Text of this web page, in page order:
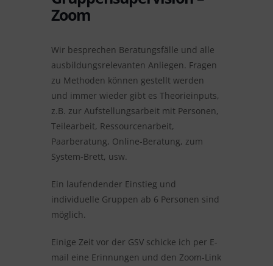
Zoom
Wir besprechen Beratungsfälle und alle
ausbildungsrelevanten Anliegen. Fragen
zu Methoden können gestellt werden
und immer wieder gibt es Theorieinputs,
z.B. zur Aufstellungsarbeit mit Personen,
Teilearbeit, Ressourcenarbeit,
Paarberatung, Online-Beratung, zum
System-Brett, usw.
Ein laufendender Einstieg und
individuelle Gruppen ab 6 Personen sind
möglich.
Einige Zeit vor der GSV schicke ich per E-
mail eine Erinnungen und den Zoom-Link